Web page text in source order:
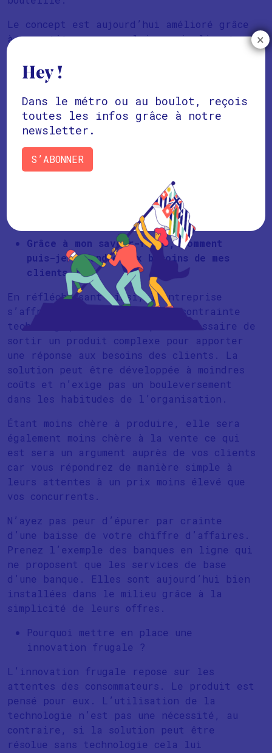
Le concept est aujourd’hui amélioré grâce
à un petit panneau solaire qui alimente
peuvent aussi s’éclairer de nuit.
aux attentes des personnes les plus
pauvres elle nous montre une chose : En
utilisant ce que l’on a sous la main, on
peut être capable de créer des
originales.
Cette philosophie peut s’utiliser dans
beaucoup d’entreprises en se posant
simplement la question :
Grâce à mon savoir-faire, comment
puis-je répondre aux besoins de mes
clients?
En réfléchissant ainsi, l’entreprise
s’affranchit en partie de la contrainte
technologique. Il n’est plus nécessaire de
sortir un produit complexe pour apporter
une réponse aux besoins des clients. La
solution peut être développée à moindres
coûts et n’exige pas un bouleversement
dans les habitudes de l’organisation.
Étant moins chère à produire, elle sera
également moins chère à la vente ce qui
est sera un argument auprès de vos clients
car vous répondrez de manière simple à
leurs attentes à un prix moins élevé que
vos concurrents.
N’ayez pas peur d’épurer par crainte
d’une baisse de votre chiffre d’affaires.
Prenez l’exemple des banques en ligne qui
ne proposent que les services de base
d’une banque. Elles sont aujourd’hui bien
installées dans le milieu grâce à la
simplicité de leurs offres.
Pourquoi mettre en place une
innovation frugale ?
L’innovation frugale repose sur les
attentes des consommateurs. Le produit est
pensé pour eux. L’utilisation de la
technologie n’est pas une nécessité, au
contraire, si la solution peut être
résolue sans technologie cela lui
Hey !
Dans le métro ou au boulot, reçois
toutes les infos grâce à notre
newsletter.
S’ABONNER
×